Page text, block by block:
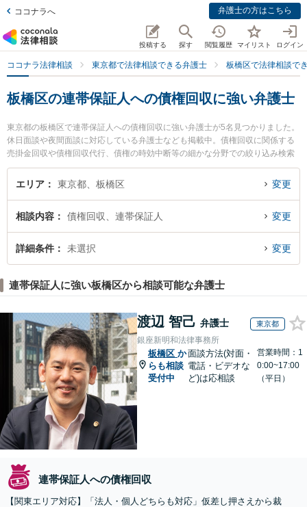
ココナラへ 弁護士の方はこちら
投稿する 探す 閲覧履歴 マイリスト ログイン
ココナラ法律相談 東京都で法律相談できる弁護士 板橋区で法律相談で
板橋区の連帯保証人への債権回収に強い弁護士
東京都の板橋区で連帯保証人への債権回収に強い弁護士が5名見つかりました。
休日面談や夜間面談に対応している弁護士なども掲載中。債権回収に関係する
売掛金回収や債権回収代行、債権の時効中断等の細かな分野での絞り込み検索
もでき便利です。特にリリーフ法律事務所の松本 治弁護士や木下信行法律事務
所の木下 信行弁護士、西台法律事務所の俣野 政紀弁護士のプロフィール情報や
証人への債権回収のトラブル解決の実績豊富な近くの弁護士を検索したい』
『初回相談無料で連帯保証人への債権回収を法律相談できる板橋区内の弁護士
に相談予約したい』などでお困りの相談者さんにおすすめです。
エリア 東京都、板橋区 変更
相談内容 債権回収、連帯保証人 変更
詳細条件 未選択 変更
連帯保証人に強い板橋区から相談可能な弁護士
渡辺 智己 弁護士 東京都
銀座新明和法律事務所
板橋区 か
らも相談
受付中
面談方法(対面・
電話・ビデオな
ど)は応相談
営業時間：1
0:00~17:00
（平日）
連帯保証人への債権回収
【関東エリア対応】「法人・個人どちらも対応」仮差し押さえから裁